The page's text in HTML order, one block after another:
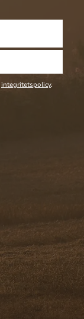
integritetspolicy.